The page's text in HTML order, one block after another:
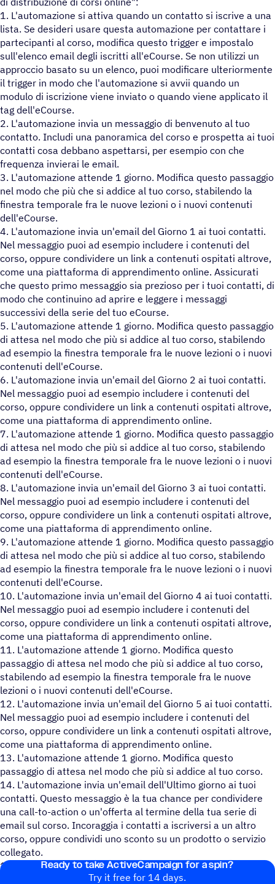
1. L'automazione si attiva quando un contatto si iscrive a una
lista. Se desideri usare questa automazione per contattare i
partecipanti al corso, modifica questo trigger e impostalo
sull'elenco email degli iscritti all'eCourse. Se non utilizzi un
approccio basato su un elenco, puoi modificare ulteriormente
il trigger in modo che l'automazione si avvii quando un
modulo di iscrizione viene inviato o quando viene applicato il
tag dell'eCourse.
2. L'automazione invia un messaggio di benvenuto al tuo
contatto. Includi una panoramica del corso e prospetta ai tuoi
contatti cosa debbano aspettarsi, per esempio con che
frequenza invierai le email.
3. L'automazione attende 1 giorno. Modifica questo passaggio
nel modo che più che si addice al tuo corso, stabilendo la
finestra temporale fra le nuove lezioni o i nuovi contenuti
dell'eCourse.
4. L'automazione invia un'email del Giorno 1 ai tuoi contatti.
Nel messaggio puoi ad esempio includere i contenuti del
corso, oppure condividere un link a contenuti ospitati altrove,
come una piattaforma di apprendimento online. Assicurati
che questo primo messaggio sia prezioso per i tuoi contatti, di
modo che continuino ad aprire e leggere i messaggi
successivi della serie del tuo eCourse.
5. L'automazione attende 1 giorno. Modifica questo passaggio
di attesa nel modo che più si addice al tuo corso, stabilendo
ad esempio la finestra temporale fra le nuove lezioni o i nuovi
contenuti dell'eCourse.
6. L'automazione invia un'email del Giorno 2 ai tuoi contatti.
Nel messaggio puoi ad esempio includere i contenuti del
corso, oppure condividere un link a contenuti ospitati altrove,
come una piattaforma di apprendimento online.
7. L'automazione attende 1 giorno. Modifica questo passaggio
di attesa nel modo che più si addice al tuo corso, stabilendo
ad esempio la finestra temporale fra le nuove lezioni o i nuovi
contenuti dell'eCourse.
8. L'automazione invia un'email del Giorno 3 ai tuoi contatti.
Nel messaggio puoi ad esempio includere i contenuti del
corso, oppure condividere un link a contenuti ospitati altrove,
come una piattaforma di apprendimento online.
9. L'automazione attende 1 giorno. Modifica questo passaggio
di attesa nel modo che più si addice al tuo corso, stabilendo
ad esempio la finestra temporale fra le nuove lezioni o i nuovi
contenuti dell'eCourse.
10. L'automazione invia un'email del Giorno 4 ai tuoi contatti.
Nel messaggio puoi ad esempio includere i contenuti del
corso, oppure condividere un link a contenuti ospitati altrove,
come una piattaforma di apprendimento online.
11. L'automazione attende 1 giorno. Modifica questo
passaggio di attesa nel modo che più si addice al tuo corso,
stabilendo ad esempio la finestra temporale fra le nuove
lezioni o i nuovi contenuti dell'eCourse.
12. L'automazione invia un'email del Giorno 5 ai tuoi contatti.
Nel messaggio puoi ad esempio includere i contenuti del
corso, oppure condividere un link a contenuti ospitati altrove,
come una piattaforma di apprendimento online.
13. L'automazione attende 1 giorno. Modifica questo
passaggio di attesa nel modo che più si addice al tuo corso.
14. L'automazione invia un'email dell'Ultimo giorno ai tuoi
contatti. Questo messaggio è la tua chance per condividere
una call-to-action o un'offerta al termine della tua serie di
email sul corso. Incoraggia i contatti a iscriversi a un altro
corso, oppure condividi uno sconto su un prodotto o servizio
collegato.
15. L'automazione termina.
Ready to take ActiveCampaign for a spin?
Try it free for 14 days.